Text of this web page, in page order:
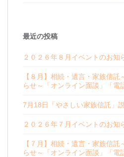
最近の投稿
２０２６年８月イベントのお知
【８月】相続・遺言・家族信
らせ～「オンライン面談」「電
7月18日「やさしい家族信託」
２０２６年７月イベントのお知
【７月】相続・遺言・家族信
らせ～「オンライン面談」「電